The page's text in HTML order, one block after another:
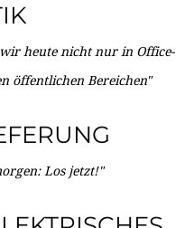
heute nicht nur in Office-
öffentlichen Bereichen"
Los jetzt!"